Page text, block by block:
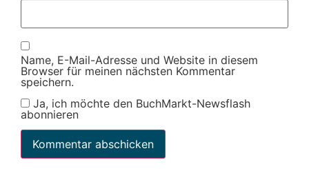
Name, E-Mail-Adresse und Website in diesem
Browser für meinen nächsten Kommentar
speichern.
Ja, ich möchte den BuchMarkt-Newsflash
abonnieren